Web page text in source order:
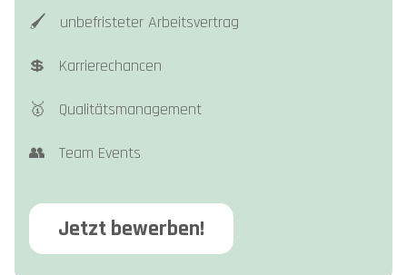
🖌️ unbefristeter Arbeitsvertrag
💲 Karrierechancen
🥇 Qualitätsmanagement
👥 Team Events
Jetzt bewerben!